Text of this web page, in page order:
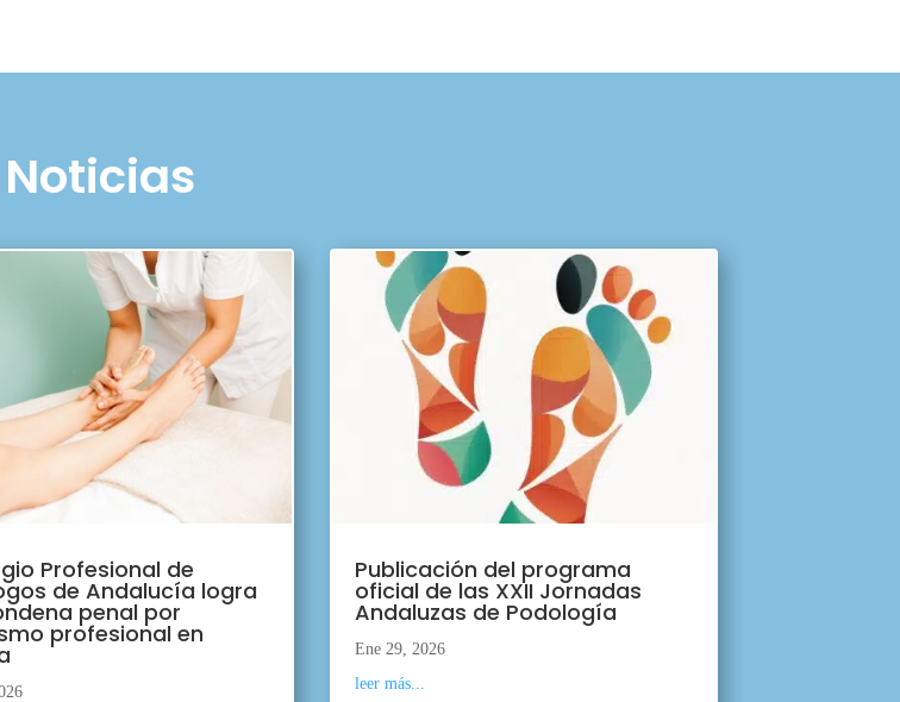
Noticias
Profesional de
de Andalucía logra
penal por
profesional en
Publicación del programa
oficial de las XXII Jornadas
Andaluzas de Podología
Ene 29, 2026
leer más...